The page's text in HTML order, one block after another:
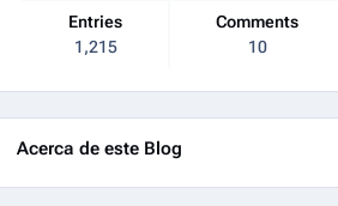
Entries
1,215
Comments
10
Acerca de este Blog